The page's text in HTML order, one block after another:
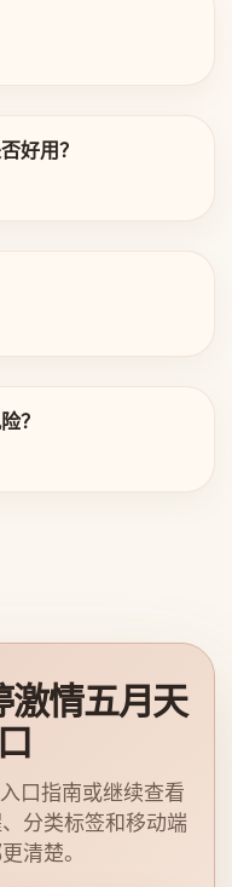
好用？
？
激情五月天
口指南或继续查看
分类标签和移动端
清楚。